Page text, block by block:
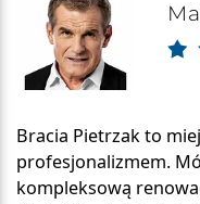
Bracia Pietrzak to
profesjonalizmem.
kompleksową